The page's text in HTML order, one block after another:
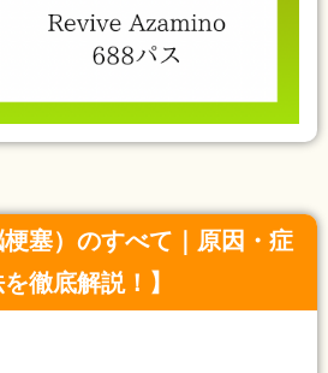
梗塞）のすべて｜原因・症
徹底解説！】